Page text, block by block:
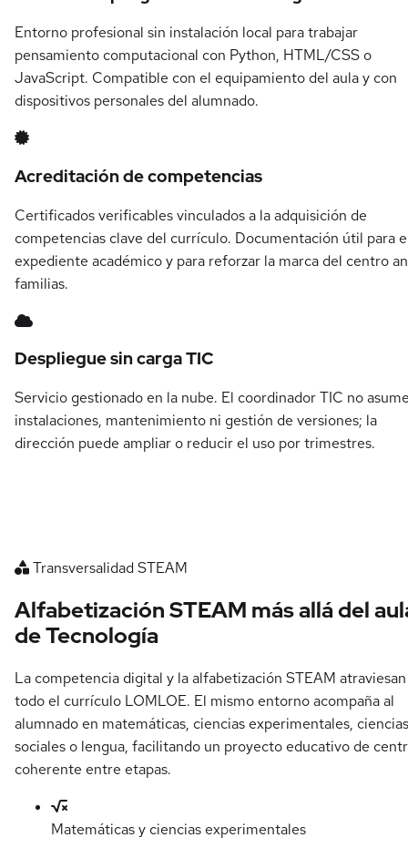
Entorno profesional sin instalación local para trabajar
pensamiento computacional con Python, HTML/CSS o
JavaScript. Compatible con el equipamiento del aula y con
dispositivos personales del alumnado.
Acreditación de competencias
Certificados verificables vinculados a la adquisición de
competencias clave del currículo. Documentación útil para
expediente académico y para reforzar la marca del centro
familias.
Despliegue sin carga TIC
Servicio gestionado en la nube. El coordinador TIC no
instalaciones, mantenimiento ni gestión de versiones; la
dirección puede ampliar o reducir el uso por trimestres.
Transversalidad STEAM
Alfabetización STEAM más allá del
de Tecnología
La competencia digital y la alfabetización STEAM atraviesan
todo el currículo LOMLOE. El mismo entorno acompaña al
alumnado en matemáticas, ciencias experimentales, ciencias
sociales o lengua, facilitando un proyecto educativo de
coherente entre etapas.
Matemáticas y ciencias experimentales